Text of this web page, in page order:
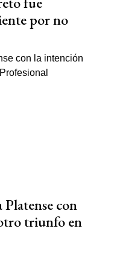
por no
con
triunfo en